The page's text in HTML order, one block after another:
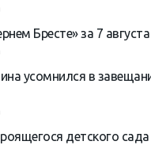
Бресте» за 7 августа
усомнился в
детского